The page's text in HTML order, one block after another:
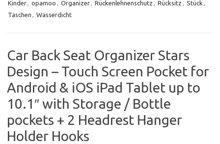
Kinder, opamoo , Organizer, Rückenlehnenschutz , Rücksitz , Stück ,
Taschen , Wasserdicht
Car Back Seat Organizer Stars
Design – Touch Screen Pocket for
Android & iOS iPad Tablet up to
10.1″ with Storage / Bottle
pockets + 2 Headrest Hanger
Holder Hooks